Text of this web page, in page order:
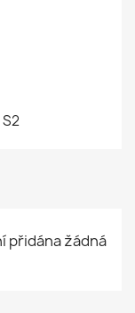
přidána žádná